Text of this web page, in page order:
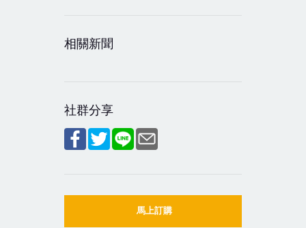
相關新聞
社群分享
馬上訂購